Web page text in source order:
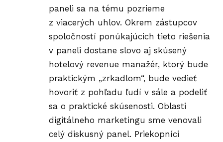
paneli sa na tému pozrieme
z viacerých uhlov. Okrem zástupcov
spoločností ponúkajúcich tieto riešenia
v paneli dostane slovo aj skúsený
hotelový revenue manažér, ktorý bude
praktickým „zrkadlom“, bude vedieť
hovoriť z pohľadu ľudí v sále a podeliť
sa o praktické skúsenosti. Oblasti
digitálneho marketingu sme venovali
celý diskusný panel. Priekopníci